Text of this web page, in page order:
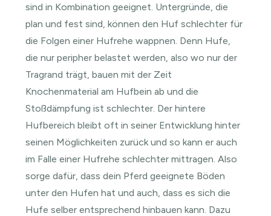
sind in Kombination geeignet. Untergründe, die
plan und fest sind, können den Huf schlechter für
die Folgen einer Hufrehe wappnen. Denn Hufe,
die nur peripher belastet werden, also wo nur der
Tragrand trägt, bauen mit der Zeit
Knochenmaterial am Hufbein ab und die
Stoßdämpfung ist schlechter. Der hintere
Hufbereich bleibt oft in seiner Entwicklung hinter
seinen Möglichkeiten zurück und so kann er auch
im Falle einer Hufrehe schlechter mittragen. Also
sorge dafür, dass dein Pferd geeignete Böden
unter den Hufen hat und auch, dass es sich die
Hufe selber entsprechend hinbauen kann. Dazu